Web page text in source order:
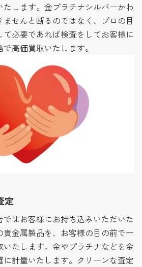
します。金プラチナシルバーかわ
せんと断るのではなく、プロの目
必要であれば検査をしてお客様に
高価買取いたします。
定
はお客様にお持ち込みいただいた
金属製品を、お客様の目の前で一
たします。金やプラチナなどを金
計量いたします。クリーンな査定